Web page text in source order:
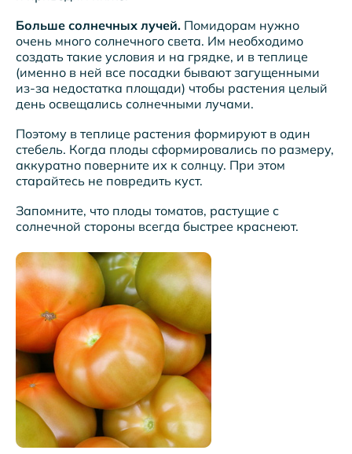
Больше солнечных лучей. Помидорам нужно
очень много солнечного света. Им необходимо
создать такие условия и на грядке, и в теплице
(именно в ней все посадки бывают загущенными
из-за недостатка площади) чтобы растения целый
день освещались солнечными лучами.
Поэтому в теплице растения формируют в один
стебель. Когда плоды сформировались по размеру,
аккуратно поверните их к солнцу. При этом
старайтесь не повредить куст.
Запомните, что плоды томатов, растущие с
солнечной стороны всегда быстрее краснеют.